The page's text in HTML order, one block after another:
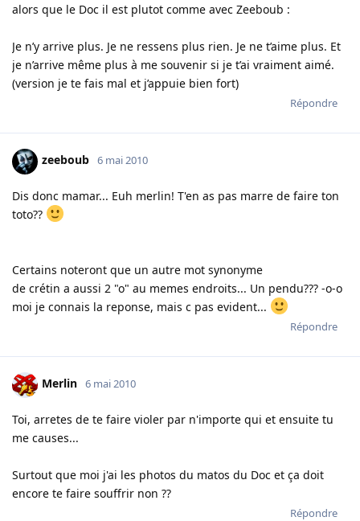
alors que le Doc il est plutot comme avec Zeeboub :
Je n’y arrive plus. Je ne ressens plus rien. Je ne t’aime plus. Et
je n’arrive même plus à me souvenir si je t’ai vraiment aimé.
(version je te fais mal et j’appuie bien fort)
Répondre
zeeboub 6 mai 2010
Dis donc mamar... Euh merlin! T'en as pas marre de faire ton
toto??
Certains noteront que un autre mot synonyme
de crétin a aussi 2 "o" au memes endroits... Un pendu??? -o-o
moi je connais la reponse, mais c pas evident...
Répondre
Merlin 6 mai 2010
Toi, arretes de te faire violer par n'importe qui et ensuite tu
me causes...
Surtout que moi j'ai les photos du matos du Doc et ça doit
encore te faire souffrir non ??
Répondre